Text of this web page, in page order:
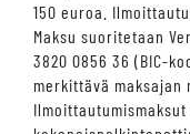
150 euroa.
Maksu suoritetaan
3820 0856 36 (BIC-
merkittävä maksajan